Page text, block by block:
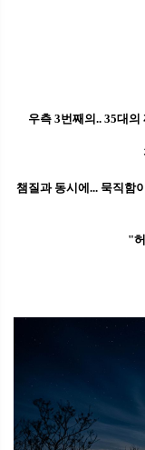
우측 3번째의.. 35대의
챔질과 동시에... 묵직함
"